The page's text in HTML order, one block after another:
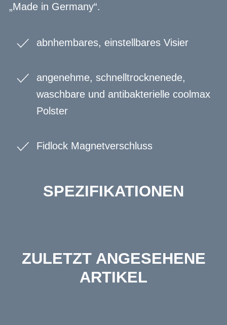
„Made in Germany“.
abnhembares, einstellbares Visier
angenehme, schnelltrocknenede,
waschbare und antibakterielle coolmax
Polster
Fidlock Magnetverschluss
SPEZIFIKATIONEN
ZULETZT ANGESEHENE
ARTIKEL